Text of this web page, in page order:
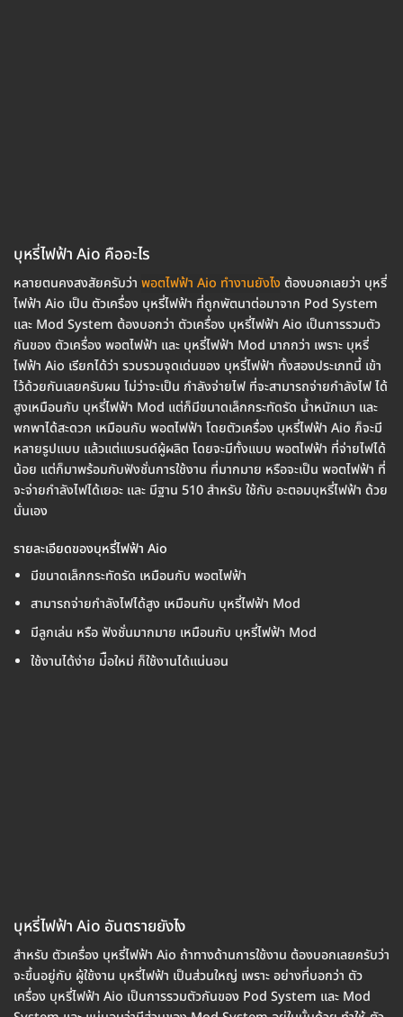
บุหรี่ไฟฟ้า Aio คืออะไร
หลายตนคงสงสัยครับว่า พอตไฟฟ้า Aio ทำงานยังไง ต้องบอกเลยว่า บุหรี่
ไฟฟ้า Aio เป็น ตัวเครื่อง บุหรี่ไฟฟ้า ที่ถูกพัตนาต่อมาจาก Pod System
และ Mod System ต้องบอกว่า ตัวเครื่อง บุหรี่ไฟฟ้า Aio เป็นการรวมตัว
กันของ ตัวเครื่อง พอตไฟฟ้า และ บุหรี่ไฟฟ้า Mod มากกว่า เพราะ บุหรี่
ไฟฟ้า Aio เรียกได้ว่า รวบรวมจุดเด่นของ บุหรี่ไฟฟ้า ทั้งสองประเภทนี้ เข้า
ไว้ด้วยกันเลยครับผม ไม่ว่าจะเป็น กำลังจ่ายไฟ ที่จะสามารถจ่ายกำลังไฟ ได้
สูงเหมือนกับ บุหรี่ไฟฟ้า Mod แต่ก็มีขนาดเล็กกระทัดรัด น้ำหนักเบา และ
พกพาได้สะดวก เหมือนกับ พอตไฟฟ้า โดยตัวเครื่อง บุหรี่ไฟฟ้า Aio ก็จะมี
หลายรูปแบบ แล้วแต่แบรนด์ผู้ผลิต โดยจะมีทั้งแบบ พอตไฟฟ้า ที่จ่ายไฟได้
น้อย แต่ก็มาพร้อมกับฟังชั่นการใช้งาน ที่มากมาย หรือจะเป็น พอตไฟฟ้า ที่
จะจ่ายกำลังไฟได้เยอะ และ มีฐาน 510 สำหรับ ใช้กับ อะตอมบุหรี่ไฟฟ้า ด้วย
นั่นเอง
รายละเอียดของบุหรี่ไฟฟ้า Aio
มีขนาดเล็กกระทัดรัด เหมือนกับ พอตไฟฟ้า
สามารถจ่ายกำลังไฟได้สูง เหมือนกับ บุหรี่ไฟฟ้า Mod
มีลูกเล่น หรือ ฟังชั่นมากมาย เหมือนกับ บุหรี่ไฟฟ้า Mod
ใช้งานได้ง่าย ม่ือใหม่ ก็ใช้งานได้แน่นอน
บุหรี่ไฟฟ้า Aio อันตรายยังไง
สำหรับ ตัวเครื่อง บุหรี่ไฟฟ้า Aio ถ้าทางด้านการใช้งาน ต้องบอกเลยครับว่า
จะขึ้นอยู่กับ ผู้ใช้งาน บุหรี่ไฟฟ้า เป็นส่วนใหญ่ เพราะ อย่างที่บอกว่า ตัว
เครื่อง บุหรี่ไฟฟ้า Aio เป็นการรวมตัวกันของ Pod System และ Mod